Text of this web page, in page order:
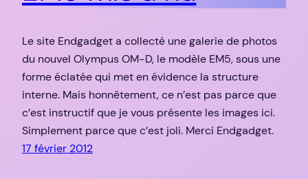
Le site Endgadget a collecté une galerie de photos
du nouvel Olympus OM-D, le modèle EM5, sous une
forme éclatée qui met en évidence la structure
interne. Mais honnêtement, ce n’est pas parce que
c’est instructif que je vous présente les images ici.
Simplement parce que c’est joli. Merci Endgadget.
17 février 2012